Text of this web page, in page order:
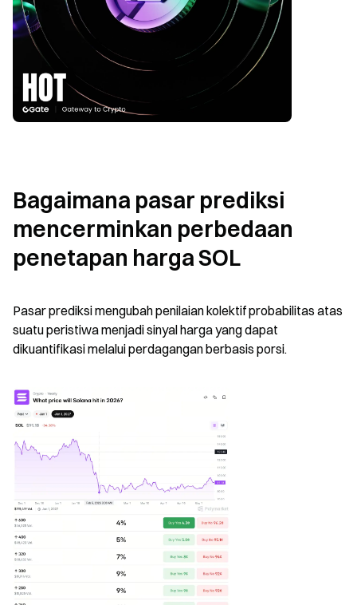
Bagaimana pasar prediksi
mencerminkan perbedaan
penetapan harga SOL
Pasar prediksi mengubah penilaian kolektif probabilitas atas
suatu peristiwa menjadi sinyal harga yang dapat
dikuantifikasi melalui perdagangan berbasis porsi.